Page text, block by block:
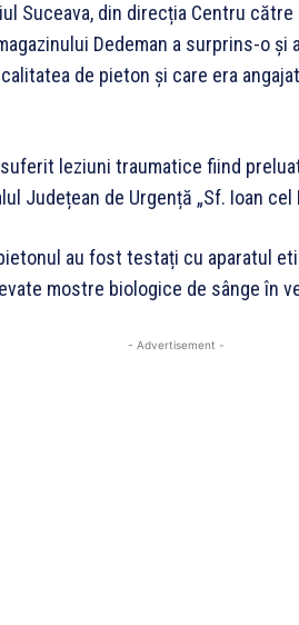
Suceava, din direcția Centru
Dedeman a surprins-o și
de pieton și care era
leziuni traumatice fiind
Județean de Urgență „Sf. Ioan cel
au fost testați cu aparatul
mostre biologice de sânge în
- Advertisement -